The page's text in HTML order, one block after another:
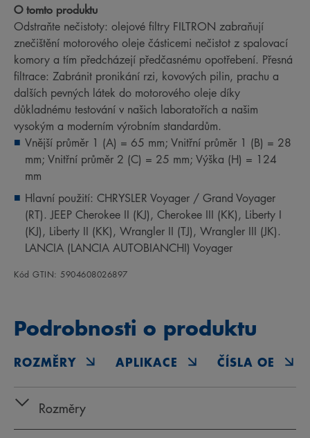
O tomto produktu
Odstraňte nečistoty: olejové filtry FILTRON zabraňují
znečištění motorového oleje částicemi nečistot z spalovací
komory a tím předcházejí předčasnému opotřebení. Přesná
filtrace: Zabránit pronikání rzi, kovových pilin, prachu a
dalších pevných látek do motorového oleje díky
důkladnému testování v našich laboratořích a našim
vysokým a moderním výrobním standardům.
Vnější průměr 1 (A) = 65 mm; Vnitřní průměr 1 (B) = 28
mm; Vnitřní průměr 2 (C) = 25 mm; Výška (H) = 124
mm
Hlavní použití: CHRYSLER Voyager / Grand Voyager
(RT). JEEP Cherokee II (KJ), Cherokee III (KK), Liberty I
(KJ), Liberty II (KK), Wrangler II (TJ), Wrangler III (JK).
LANCIA (LANCIA AUTOBIANCHI) Voyager
Kód GTIN: 5904608026897
Podrobnosti o produktu
ROZMĚRY APLIKACE ČÍSLA OE
Rozměry